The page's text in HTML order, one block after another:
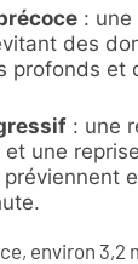
:
des
profonds et
: une
et une
environ 3,2